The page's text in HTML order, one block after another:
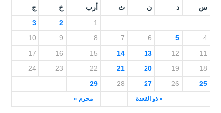
س د ن ث أرب خ ج
« ذو القعدة محرم »
1
2
3
4
5
6
7
8
9
10
11
12
13
14
15
16
17
18
19
20
21
22
23
24
25
26
27
28
29